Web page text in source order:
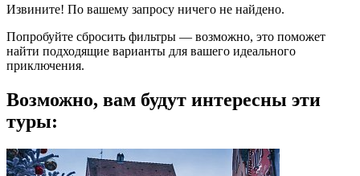
Извините! По вашему запросу ничего не найдено.
Попробуйте сбросить фильтры — возможно, это поможет
найти подходящие варианты для вашего идеального
приключения.
Возможно, вам будут интересны эти
туры: